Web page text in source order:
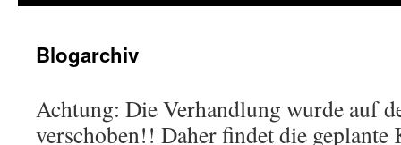
Blogarchiv
Achtung: Die Verhandlung wurde auf
verschoben!! Daher findet die geplante